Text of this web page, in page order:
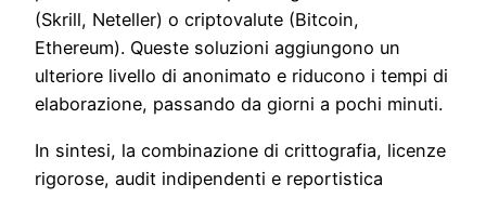
(Skrill, Neteller) o criptovalute (Bitcoin,
Ethereum). Queste soluzioni aggiungono un
ulteriore livello di anonimato e riducono i tempi di
elaborazione, passando da giorni a pochi minuti.
In sintesi, la combinazione di crittografia, licenze
rigorose, audit indipendenti e reportistica